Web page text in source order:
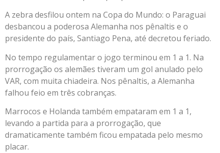
A zebra desfilou ontem na Copa do Mundo: o Paraguai
desbancou a poderosa Alemanha nos pênaltis e o
presidente do país, Santiago Pena, até decretou feriado.
No tempo regulamentar o jogo terminou em 1 a 1. Na
prorrogação os alemães tiveram um gol anulado pelo
VAR, com muita chiadeira. Nos pênaltis, a Alemanha
falhou feio em três cobranças.
Marrocos e Holanda também empataram em 1 a 1,
levando a partida para a prorrogação, que
dramaticamente também ficou empatada pelo mesmo
placar.